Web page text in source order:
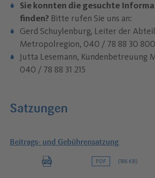
Sie konnten die gesuchte
finden?Bitte rufen Sie uns an:
Gerd Schuylenburg, Leiter der
Metropolregion, 040 / 78 88 30 800
Jutta Lesemann, Kundenbetreuung
040 / 78 88 31 215
Satzungen
Beitrags- und Gebührensatzung
PDF (186 KB)